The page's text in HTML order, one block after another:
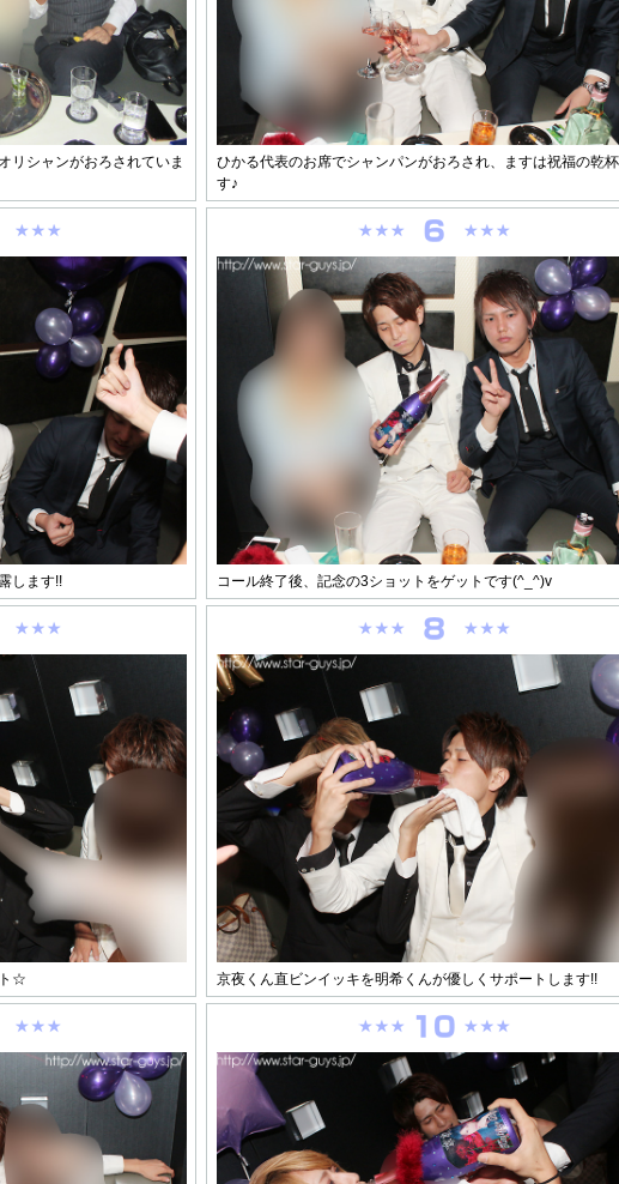
リシャンがおろされていま
ひかる代表のお席でシャンパンがおろされ、ますは祝福の乾
す♪
します!! コール終了後、記念の3ショットをゲットです(^_^)v
☆ 京夜くん直ビンイッキを明希くんが優しくサポートします!!